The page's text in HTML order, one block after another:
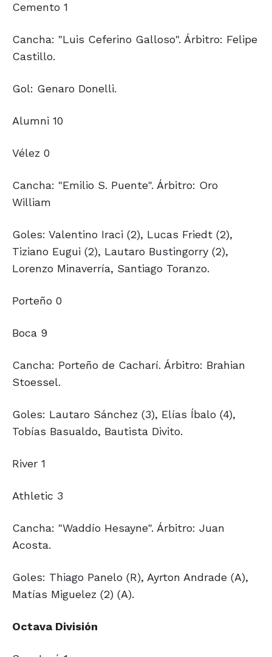
Cemento 1
Cancha: "Luis Ceferino Galloso". Árbitro: Felipe
Castillo.
Gol: Genaro Donelli.
Alumni 10
Vélez 0
Cancha: "Emilio S. Puente". Árbitro: Oro
William
Goles: Valentino Iraci (2), Lucas Friedt (2),
Tiziano Eugui (2), Lautaro Bustingorry (2),
Lorenzo Minaverría, Santiago Toranzo.
Porteño 0
Boca 9
Cancha: Porteño de Cacharí. Árbitro: Brahian
Stoessel.
Goles: Lautaro Sánchez (3), Elías Íbalo (4),
Tobías Basualdo, Bautista Divito.
River 1
Athletic 3
Cancha: "Waddío Hesayne". Árbitro: Juan
Acosta.
Goles: Thiago Panelo (R), Ayrton Andrade (A),
Matías Miguelez (2) (A).
Octava División